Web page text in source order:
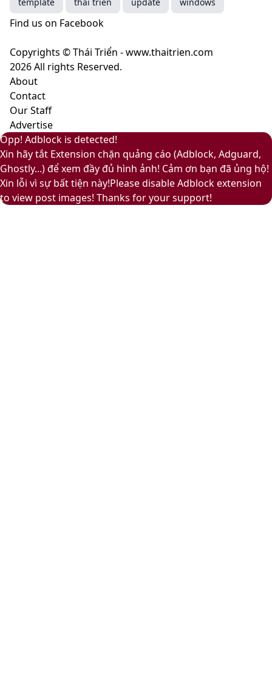
ý
nghĩa
–
Màu
sự
nhã
nhặn
và
ấm
áp
Find us on Facebook
Copyrights © Thái Triển - www.thaitrien.com
2026 All rights Reserved.
About
Contact
Our Staff
Advertise
Facebook
X
LinkedIn
YouTube
Google
Play
Facebook
Pinterest
Messenger
Messenger
Viber
Back
to
top
button
Close
Opp! Adblock is detected!
Xin hãy tắt Extension chặn quảng cáo (Adblock, Adguard,
Ghostly...) để xem đầy đủ hình ảnh! Cảm ơn bạn đã ủng hộ!
Xin lỗi vì sự bất tiện này!Please disable Adblock extension
to view post images! Thanks for your support!